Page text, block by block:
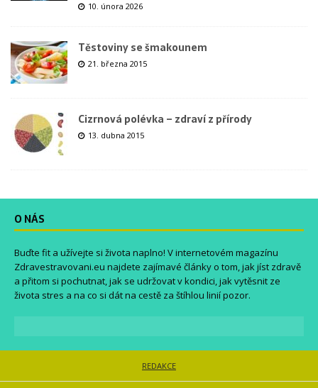
10. února 2026
Těstoviny se šmakounem
21. března 2015
Cizrnová polévka – zdraví z přírody
13. dubna 2015
O NÁS
Buďte fit a užívejte si života naplno! V internetovém magazínu
Zdravestravovani.eu najdete zajímavé články o tom, jak jíst zdravě
a přitom si pochutnat, jak se udržovat v kondici, jak vytěsnit ze
života stres a na co si dát na cestě za štíhlou linií pozor.
REDAKCE